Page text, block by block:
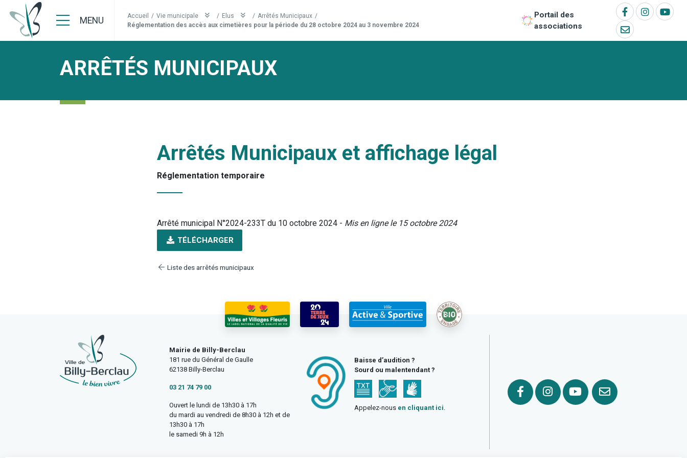
MENU Accueil / Vie municipale / Elus / Arrêtés Municipaux /
Réglementation des accès aux cimetières pour la période du 28 octobre 2024 au 3 novembre 2024
Portail des
associations
ARRÊTÉS MUNICIPAUX
Arrêtés Municipaux et affichage légal
Réglementation temporaire
Arrêté municipal N°2024-233T du 10 octobre 2024 - Mis en ligne le 15 octobre 2024
TÉLÉCHARGER
Liste des arrêtés municipaux
Mairie de Billy-Berclau
181 rue du Général de Gaulle
62138 Billy-Berclau
03 21 74 79 00
Ouvert le lundi de 13h30 à 17h
du mardi au vendredi de 8h30 à 12h et de
13h30 à 17h
le samedi 9h à 12h
Baisse d’audition ?
Sourd ou malentendant ?
Appelez-nous en cliquant ici.